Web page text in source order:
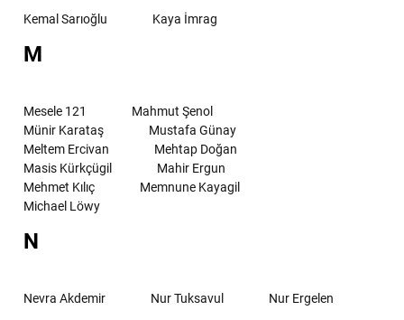
Kemal Sarıoğlu Kaya İmrag
M
Mesele 121
Mahmut Şenol
Münir Karataş
Mustafa Günay
Meltem Ercivan
Mehtap Doğan
Masis Kürkçügil
Mahir Ergun
Mehmet Kılıç
Memnune Kayagil
Michael Löwy
N
Nevra Akdemir Nur Tuksavul Nur Ergelen